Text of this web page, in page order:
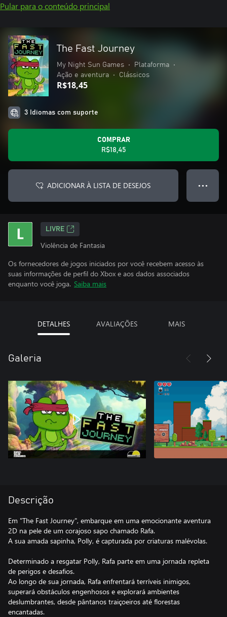
Pular para o conteúdo principal
The Fast Journey
My Night Sun Games • Plataforma
•
Ação e aventura
• Clássicos
R$18,45
3 Idiomas com suporte
COMPRAR
R$18,45
ADICIONAR À LISTA DE DESEJOS ● ● ●
LIVRE
Violência de Fantasia
Os fornecedores de jogos iniciados por você recebem acesso às
suas informações de perfil do Xbox e aos dados associados
enquanto você joga. Saiba mais
DETALHES AVALIAÇÕES MAIS
Galeria
Descrição
Em "The Fast Journey", embarque em uma emocionante aventura
2D na pele de um corajoso sapo chamado Rafa.
A sua amada sapinha, Polly, é capturada por criaturas malévolas.
Determinado a resgatar Polly, Rafa parte em uma jornada repleta
de perigos e desafios.
Ao longo de sua jornada, Rafa enfrentará terríveis inimigos,
superará obstáculos engenhosos e explorará ambientes
deslumbrantes, desde pântanos traiçoeiros até florestas
encantadas.